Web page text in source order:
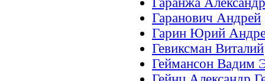
Гаранович Андрей
Гарин Юрий
Гевиксман Виталий
Геймансон Вадим